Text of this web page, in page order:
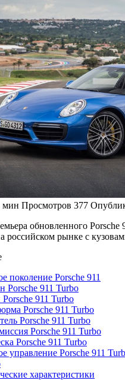
мин Просмотров 377
обновленного Porsche
российском рынке с
поколение Porsche 911
Porsche 911 Turbo
911 Turbo
Porsche 911 Turbo
Porsche 911 Turbo
Porsche 911 Turbo
Porsche 911 Turbo
управление Porsche 911
характеристики